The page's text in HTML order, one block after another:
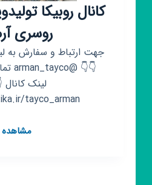
کانال روبیکا
روسری
جهت ارتباط و سفارش به
لینک کانال
tayco_arman
مشاهده